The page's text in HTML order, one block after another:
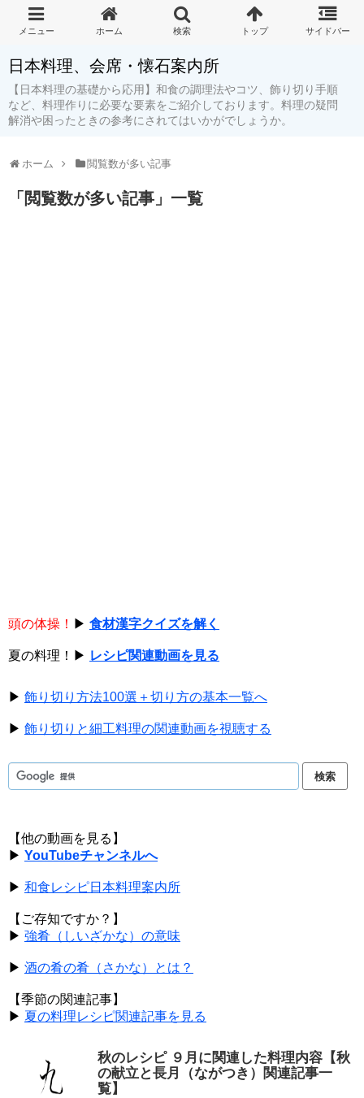
日本料理、会席・懐石案内所
【日本料理の基礎から応用】和食の調理法やコツ、飾り切り手順
など、料理作りに必要な要素をご紹介しております。料理の疑問
解消や困ったときの参考にされてはいかがでしょうか。
ホーム 閲覧数が多い記事
「 閲覧数が多い記事 」 一覧
頭の体操！ ▶ 食材漢字クイズを解く
夏の料理！▶ レシピ関連動画を見る
▶ 飾り切り方法100選＋切り方の基本一覧へ
▶ 飾り切りと細工料理の関連動画を視聴する
【他の動画を見る】
▶ YouTubeチャンネルへ
▶ 和食レシピ日本料理案内所
【ご存知ですか？】
▶ 強肴（しいざかな）の意味
▶ 酒の肴の肴（さかな）とは？
【季節の関連記事】
▶ 夏の料理レシピ関連記事を見る
秋のレシピ ９月に関連した料理内容【秋
の献立と長月（ながつき）関連記事一
覧】